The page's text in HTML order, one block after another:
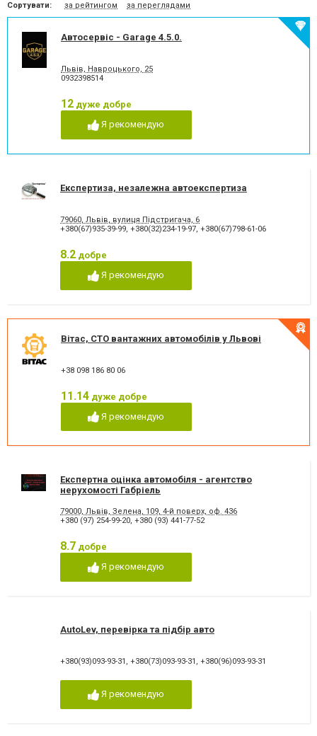
Сортувати: за рейтингом за переглядами
Автосервіс - Garage 4.5.0.
Львів, Навроцького, 25
0932398514
12 дуже добре
Я рекомендую
Експертиза, незалежна автоекспертиза
79060, Львів, вулиця Підстригача, 6
+380(67)935-39-99, +380(32)234-19-97, +380(67)798-61-06
8.2 добре
Я рекомендую
Вітас, СТО вантажних автомобілів у Львові
+38 098 186 80 06
11.14 дуже добре
Я рекомендую
Експертна оцінка автомобіля - агентство
нерухомості Габріель
79000, Львів, Зелена, 109, 4-й поверх, оф. 436
+380 (97) 254-99-20, +380 (93) 441-77-52
8.7 добре
Я рекомендую
AutoLev, перевірка та підбір авто
+380(93)093-93-31 , +380(73)093-93-31 , +380(96)093-93-31
Я рекомендую